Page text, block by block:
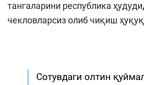
тангаларини республика
чекловларсиз олиб чиқиш
Сотувдаги олтин